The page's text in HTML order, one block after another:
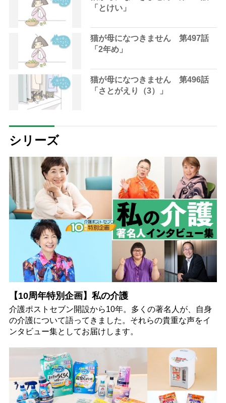
「とけい」
猫が母になつきません 第497話
「2年め」
猫が母になつきません 第496話
「さとがえり（3）」
シリーズ
【10周年特別企画】私の介護
介護ポストセブン開設から10年。多くの著名人が、自身
の介護について語ってきました。それらの貴重な声をイ
ンタビュー集としてお届けします。